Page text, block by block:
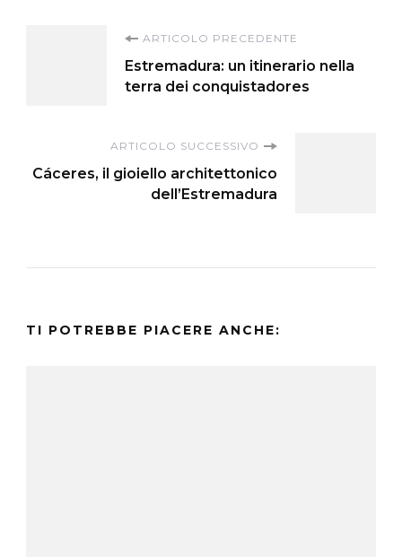
Navigazione
articoli
ARTICOLO PRECEDENTE
Estremadura: un itinerario nella
terra dei conquistadores
ARTICOLO SUCCESSIVO
Cáceres, il gioiello architettonico
dell’Estremadura
TI POTREBBE PIACERE ANCHE: